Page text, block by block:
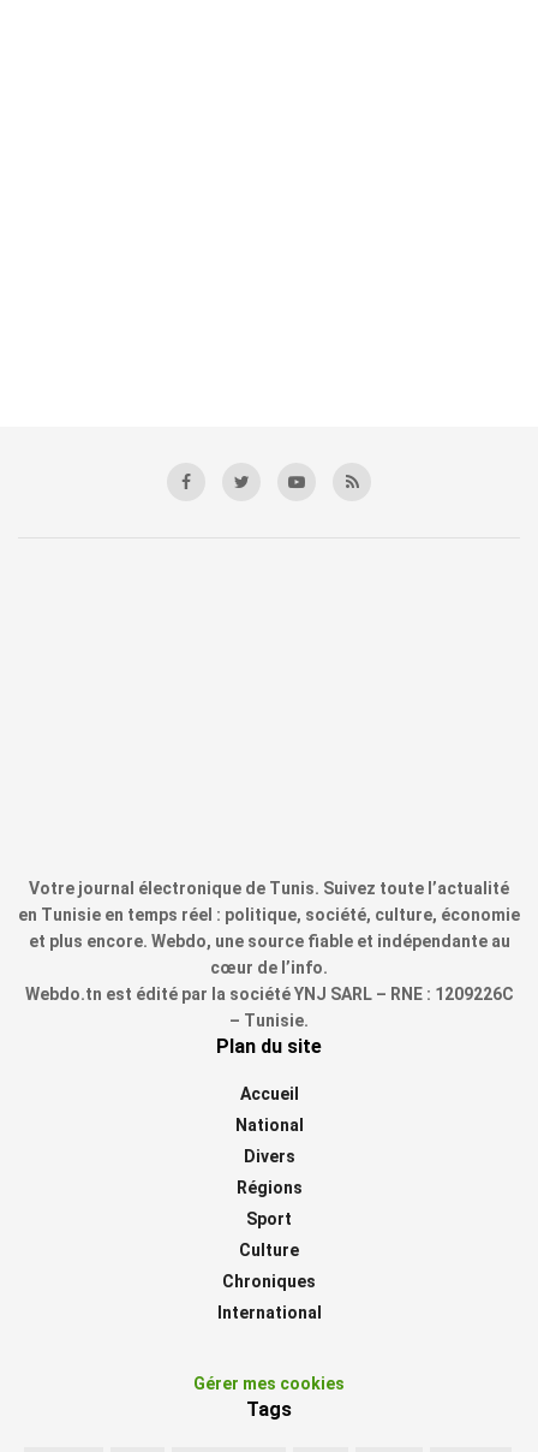
Votre journal électronique de Tunis. Suivez toute l’actualité
en Tunisie en temps réel : politique, société, culture, économie
et plus encore. Webdo, une source fiable et indépendante au
cœur de l’info.
Webdo.tn est édité par la société YNJ SARL – RNE : 1209226C
– Tunisie.
Plan du site
Accueil
National
Divers
Régions
Sport
Culture
Chroniques
International
Gérer mes cookies
Tags